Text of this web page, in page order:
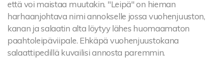
että voi maistaa muutakin. "Leipä" on hieman
harhaanjohtava nimi annokselle jossa vuohenjuuston,
kanan ja salaatin alta löytyy lähes huomaamaton
paahtoleipäviipale. Ehkäpä vuohenjuustokana
salaattipedillä kuvailisi annosta paremmin.